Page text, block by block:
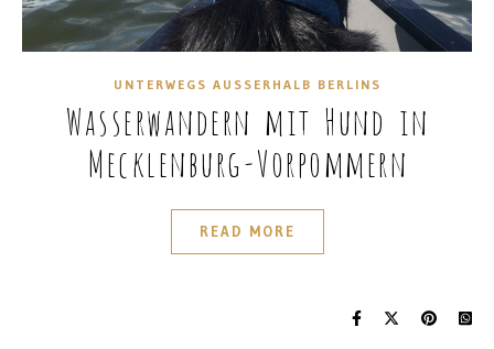
UNTERWEGS AUSSERHALB BERLINS
Wasserwandern mit Hund in
Mecklenburg-Vorpommern
READ MORE